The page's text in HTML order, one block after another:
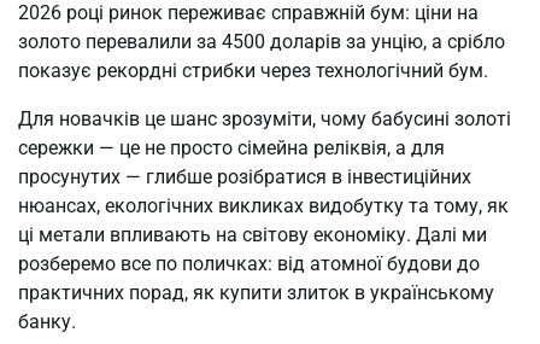
2026 році ринок переживає справжній бум: ціни на
золото перевалили за 4500 доларів за унцію, а срібло
показує рекордні стрибки через технологічний бум.
Для новачків це шанс зрозуміти, чому бабусині золоті
сережки — це не просто сімейна реліквія, а для
просунутих — глибше розібратися в інвестиційних
нюансах, екологічних викликах видобутку та тому, як
ці метали впливають на світову економіку. Далі ми
розберемо все по поличках: від атомної будови до
практичних порад, як купити злиток в українському
банку.